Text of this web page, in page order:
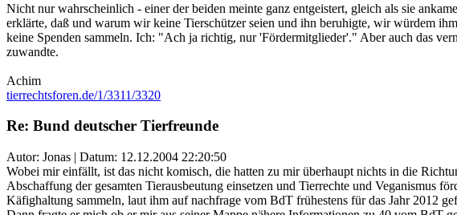
Nicht nur wahrscheinlich - einer der beiden meinte ganz entgeistert, gleich als sie
erklärte, daß und warum wir keine Tierschützer seien und ihn beruhigte, wir würdem
keine Spenden sammeln. Ich: "Ach ja richtig, nur 'Fördermitglieder'." Aber auch das
zuwandte.
Achim
tierrechtsforen.de/1/3311/3320
Re: Bund deutscher Tierfreunde
Autor: Jonas | Datum: 12.12.2004 22:20:50
Wobei mir einfällt, ist das nicht komisch, die hatten zu mir überhaupt nichts in die
Abschaffung der gesamten Tierausbeutung einsetzen und Tierrechte und Veganismus
Käfighaltung sammeln, laut ihm auf nachfrage vom BdT frühestens für das Jahr 2012